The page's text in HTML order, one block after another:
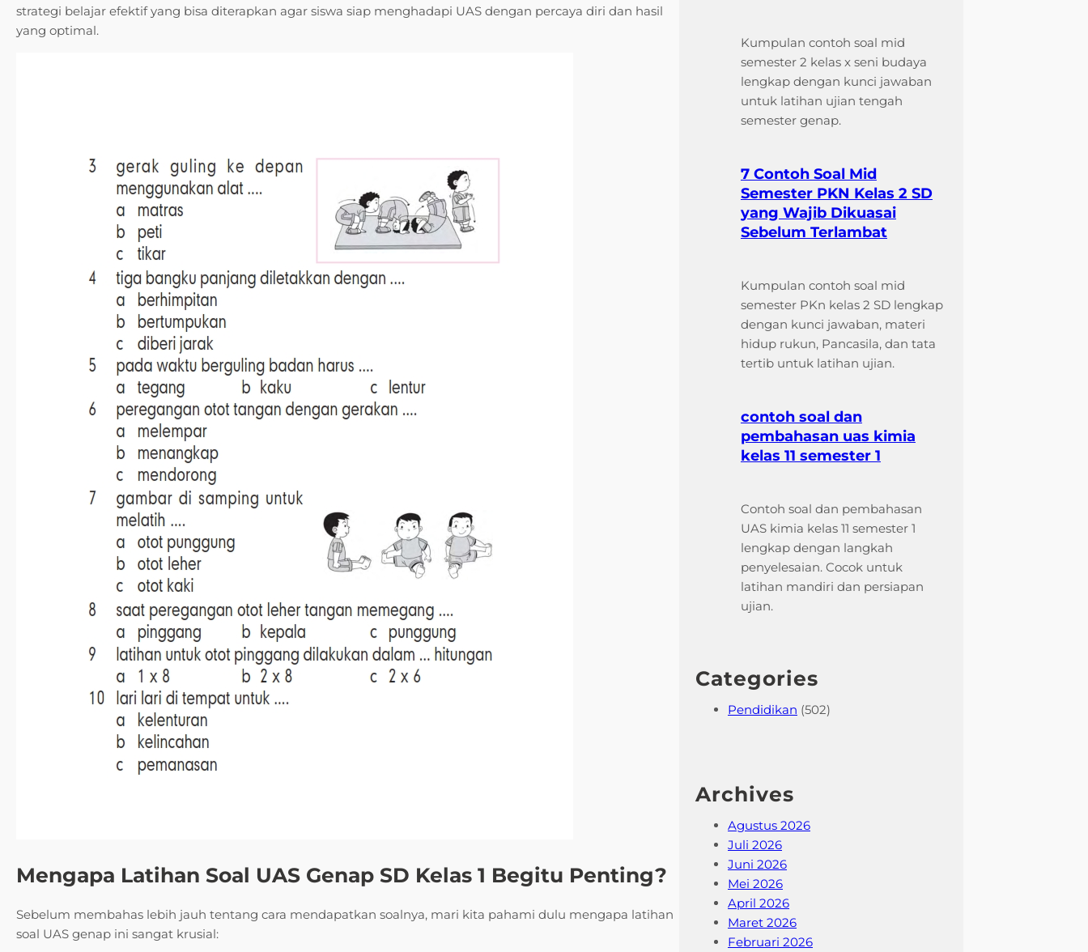
strategi belajar efektif yang bisa diterapkan agar siswa siap menghadapi UAS dengan percaya diri dan hasil
yang optimal.
Mengapa Latihan Soal UAS Genap SD Kelas 1 Begitu Penting?
Sebelum membahas lebih jauh tentang cara mendapatkan soalnya, mari kita pahami dulu mengapa latihan
soal UAS genap ini sangat krusial:
Kumpulan contoh soal mid
semester 2 kelas x seni budaya
lengkap dengan kunci jawaban
untuk latihan ujian tengah
semester genap.
7 Contoh Soal Mid
Semester PKN Kelas 2 SD
yang Wajib Dikuasai
Sebelum Terlambat
Kumpulan contoh soal mid
semester PKn kelas 2 SD lengkap
dengan kunci jawaban, materi
hidup rukun, Pancasila, dan tata
tertib untuk latihan ujian.
contoh soal dan
pembahasan uas kimia
kelas 11 semester 1
Contoh soal dan pembahasan
UAS kimia kelas 11 semester 1
lengkap dengan langkah
penyelesaian. Cocok untuk
latihan mandiri dan persiapan
ujian.
Categories
Pendidikan (502)
Archives
Agustus 2026
Juli 2026
Juni 2026
Mei 2026
April 2026
Maret 2026
Februari 2026